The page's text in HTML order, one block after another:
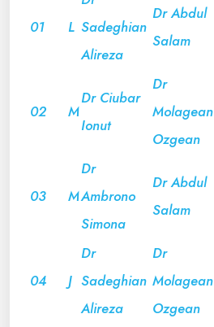
01 L Sadeghian
Alireza
Dr Abdul
Salam
02 M
Dr Ciubar
Ionut
Dr
Molagean
Ozgean
03 M
Dr
Ambrono
Simona
Dr Abdul
Salam
04 J
Dr
Sadeghian
Alireza
Dr
Molagean
Ozgean